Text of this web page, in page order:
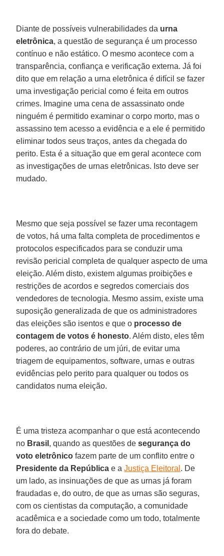
Diante de possíveis vulnerabilidades da urna
eletrônica, a questão de segurança é um processo
contínuo e não estático. O mesmo acontece com a
transparência, confiança e verificação externa. Já foi
dito que em relação a urna eletrônica é difícil se fazer
uma investigação pericial como é feita em outros
crimes. Imagine uma cena de assassinato onde
ninguém é permitido examinar o corpo morto, mas o
assassino tem acesso a evidência e a ele é permitido
eliminar todos seus traços, antes da chegada do
perito. Esta é a situação que em geral acontece com
as investigações de urnas eletrônicas. Isto deve ser
mudado.
Mesmo que seja possível se fazer uma recontagem
de votos, há uma falta completa de procedimentos e
protocolos especificados para se conduzir uma
revisão pericial completa de qualquer aspecto de uma
eleição. Além disto, existem algumas proibições e
restrições de acordos e segredos comerciais dos
vendedores de tecnologia. Mesmo assim, existe uma
suposição generalizada de que os administradores
das eleições são isentos e que o processo de
contagem de votos é honesto. Além disto, eles têm
poderes, ao contrário de um júri, de evitar uma
triagem de equipamentos, software, urnas e outras
evidências pelo perito para qualquer ou todos os
candidatos numa eleição.
É uma tristeza acompanhar o que está acontecendo
no Brasil , quando as questões desegurança do
voto eletrônico fazem parte de um conflito entre o
Presidente da República e aJustiça Eleitoral . De
um lado, as insinuações de que as urnas já foram
fraudadas e, do outro, de que as urnas são seguras,
com os cientistas da computação, a comunidade
acadêmica e a sociedade como um todo, totalmente
fora do debate.